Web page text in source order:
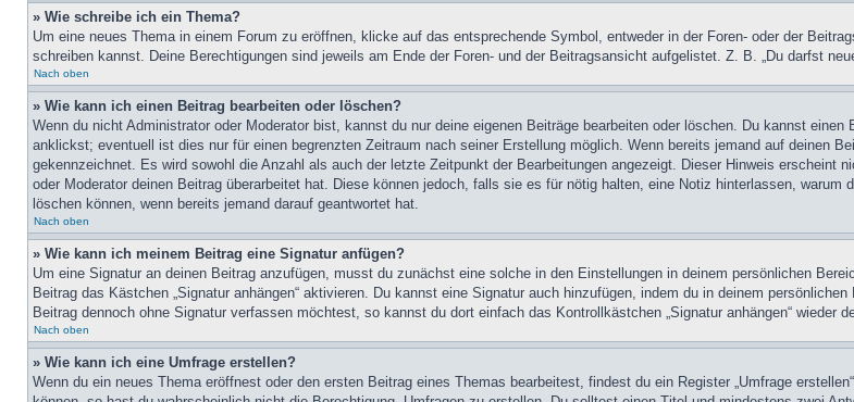
» Wie schreibe ich ein Thema?
Um eine neues Thema in einem Forum zu eröffnen, klicke auf das entsprechende Symbol, entweder in der Foren- oder der
schreiben kannst. Deine Berechtigungen sind jeweils am Ende der Foren- und der Beitragsansicht aufgelistet. Z. B. „Du darfst
Nach oben
» Wie kann ich einen Beitrag bearbeiten oder löschen?
Wenn du nicht Administrator oder Moderator bist, kannst du nur deine eigenen Beiträge bearbeiten oder löschen. Du kannst
anklickst; eventuell ist dies nur für einen begrenzten Zeitraum nach seiner Erstellung möglich. Wenn bereits jemand auf deinen
gekennzeichnet. Es wird sowohl die Anzahl als auch der letzte Zeitpunkt der Bearbeitungen angezeigt. Dieser Hinweis erscheint
oder Moderator deinen Beitrag überarbeitet hat. Diese können jedoch, falls sie es für nötig halten, eine Notiz hinterlassen,
löschen können, wenn bereits jemand darauf geantwortet hat.
Nach oben
» Wie kann ich meinem Beitrag eine Signatur anfügen?
Um eine Signatur an deinen Beitrag anzufügen, musst du zunächst eine solche in den Einstellungen in deinem persönlichen
Beitrag das Kästchen „Signatur anhängen“ aktivieren. Du kannst eine Signatur auch hinzufügen, indem du in deinem
Beitrag dennoch ohne Signatur verfassen möchtest, so kannst du dort einfach das Kontrollkästchen „Signatur anhängen“ wieder
Nach oben
» Wie kann ich eine Umfrage erstellen?
Wenn du ein neues Thema eröffnest oder den ersten Beitrag eines Themas bearbeitest, findest du ein Register „Umfrage